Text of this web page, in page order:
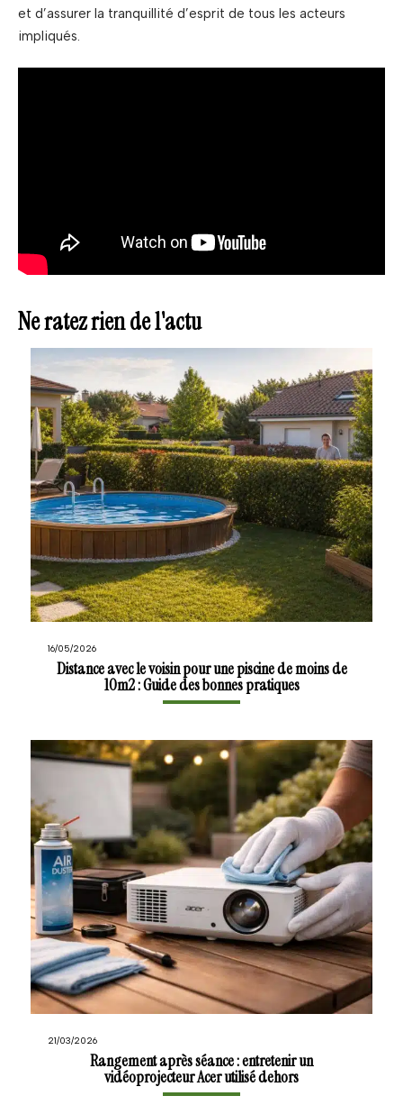
et d’assurer la tranquillité d’esprit de tous les acteurs
impliqués.
Ne ratez rien de l'actu
16/05/2026
Distance avec le voisin pour une piscine de moins de
10m2 : Guide des bonnes pratiques
21/03/2026
Rangement après séance : entretenir un
vidéoprojecteur Acer utilisé dehors